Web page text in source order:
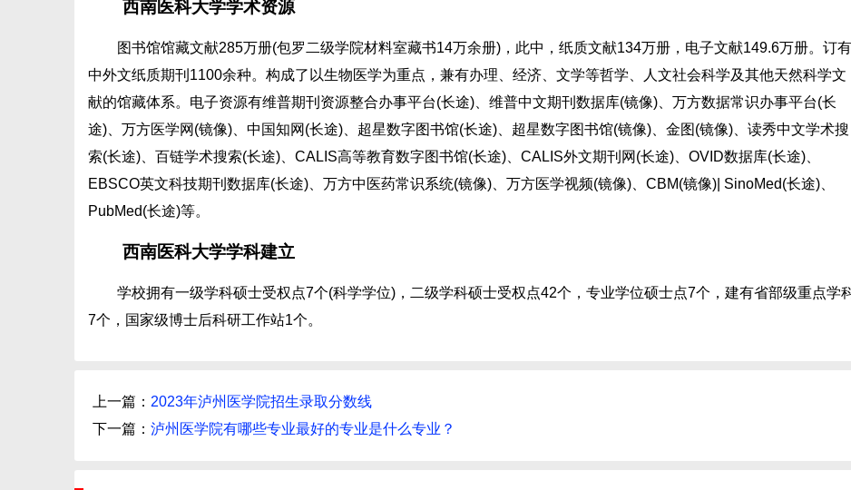
西南医科大学学术资源
图书馆馆藏文献285万册(包罗二级学院材料室藏书14万余册)，此中，纸质文献134万册，电子文献149.6万册。订有
中外文纸质期刊1100余种。构成了以生物医学为重点，兼有办理、经济、文学等哲学、人文社会科学及其他天然科学文
献的馆藏体系。电子资源有维普期刊资源整合办事平台(长途)、维普中文期刊数据库(镜像)、万方数据常识办事平台(长
途)、万方医学网(镜像)、中国知网(长途)、超星数字图书馆(长途)、超星数字图书馆(镜像)、金图(镜像)、读秀中文学术搜
索(长途)、百链学术搜索(长途)、CALIS高等教育数字图书馆(长途)、CALIS外文期刊网(长途)、OVID数据库(长途)、
EBSCO英文科技期刊数据库(长途)、万方中医药常识系统(镜像)、万方医学视频(镜像)、CBM(镜像)| SinoMed(长途)、
PubMed(长途)等。
西南医科大学学科建立
学校拥有一级学科硕士受权点7个(科学学位)，二级学科硕士受权点42个，专业学位硕士点7个，建有省部级重点学
7个，国家级博士后科研工作站1个。
上一篇： 2023年泸州医学院招生录取分数线
下一篇： 泸州医学院有哪些专业最好的专业是什么专业？